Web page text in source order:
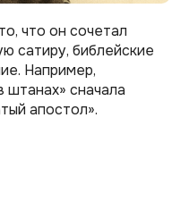
что он сочетал
сатиру, библейские
Например,
штанах» сначала
апостол».